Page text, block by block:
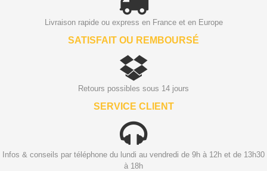
Livraison rapide ou express en France et en Europe
SATISFAIT OU REMBOURSÉ
Retours possibles sous 14 jours
SERVICE CLIENT
Infos & conseils par téléphone du lundi au vendredi de 9h à 12h et de 13h30
à 18h